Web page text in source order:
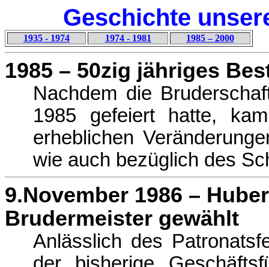
Geschichte
1935 - 1974 1974 - 1981 1985 – 2000
1985 – 50zig jähriges
Nachdem die
1985 gefeiert hatte,
erheblichen
wie auch bezüg­lich des
9.November 1986 –
Brudermeister gewählt
Anlässlich des